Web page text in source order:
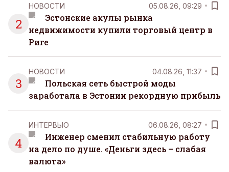
2
НОВОСТИ 05.08.26, 09:29
Эстонские акулы рынка
недвижимости купили торговый центр в
Риге
3
НОВОСТИ 04.08.26, 11:37
Польская сеть быстрой моды
заработала в Эстонии рекордную прибыль
4
ИНТЕРВЬЮ 06.08.26, 08:27
Инженер сменил стабильную работу
на дело по душе. «Деньги здесь – слабая
валюта»